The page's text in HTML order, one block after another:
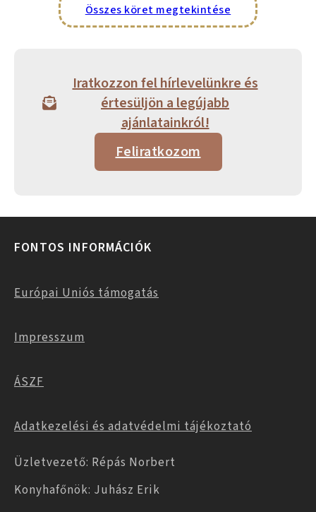
Összes köret megtekintése
Iratkozzon fel hírlevelünkre és
értesüljön a legújabb
ajánlatainkról!
Feliratkozom
FONTOS INFORMÁCIÓK
Európai Uniós támogatás
Impresszum
ÁSZF
Adatkezelési és adatvédelmi tájékoztató
Üzletvezető: Répás Norbert
Konyhafőnök: Juhász Erik